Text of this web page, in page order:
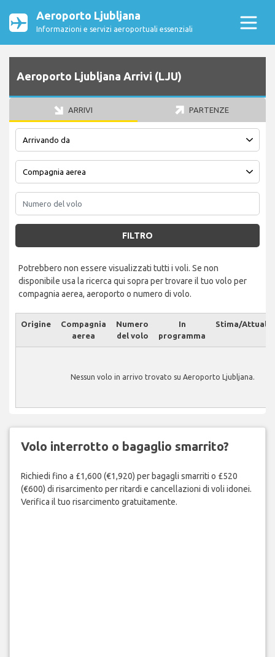
Aeroporto Ljubljana
Informazioni e servizi aeroportuali essenziali
Aeroporto Ljubljana Arrivi (LJU)
ARRIVI PARTENZE
FILTRO
Potrebbero non essere visualizzati tutti i voli. Se non
disponibile usa la ricerca qui sopra per trovare il tuo volo per
compagnia aerea, aeroporto o numero di volo.
Origine
Compagnia
aerea
Numero
del volo
In
programma
Stima/Attuale
Nessun volo in arrivo trovato su Aeroporto Ljubljana.
Volo interrotto o bagaglio smarrito?
Richiedi fino a £1,600 (€1,920) per bagagli smarriti o £520
(€600) di risarcimento per ritardi e cancellazioni di voli idonei.
Verifica il tuo risarcimento gratuitamente.